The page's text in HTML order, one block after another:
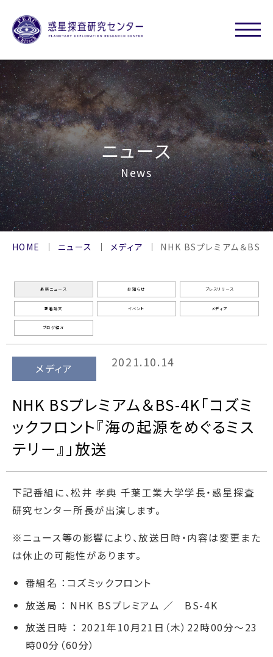
ニュース
News
HOME ニュース メディア NHK BSプレミアム＆BS-
最新ニュース お知らせ プレスリリース
新着論文 イベント メディア
ブログ紹介
メディア 2021.10.14
NHK BSプレミアム＆BS-4K「コズミ
ックフロント『海の起源をめぐるミス
テリー』」放送
下記番組に、松井 孝典 千葉工業大学学長・惑星探査
研究センター所長が出演します。
※ニュース等の影響により、放送日時・内容は変更また
は休止の可能性があります。
番組名 ：コズミックフロント
放送局 ： NHK BSプレミアム ／ BS-4K
放送日時 ： 2021年10月21日（木）22時00分～23
時00分（60分）